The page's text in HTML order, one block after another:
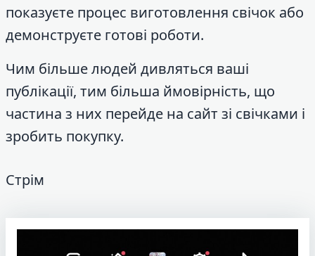
показуєте процес виготовлення свічок або
демонструєте готові роботи.
Чим більше людей дивляться ваші
публікації, тим більша ймовірність, що
частина з них перейде на сайт зі свічками і
зробить покупку.
Стрім